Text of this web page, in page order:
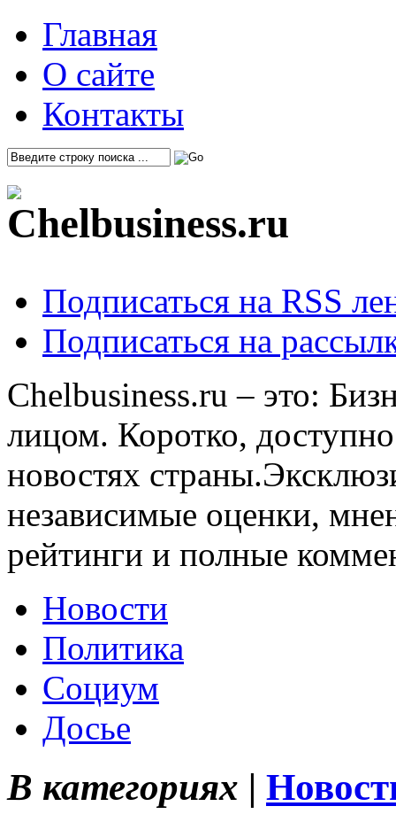
Главная
О сайте
Контакты
Подписаться на RSS
Подписаться на
Chelbusiness.ru – это:
лицом. Коротко,
новостях
независимые оценки,
рейтинги и полные
Новости
Политика
Социум
Досье
В категориях |